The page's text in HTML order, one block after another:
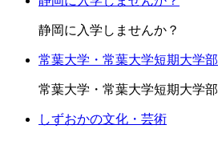
静岡に入学しませんか？
常葉大学・常葉大学短期大学部
常葉大学・常葉大学短期大学部
しずおかの文化・芸術